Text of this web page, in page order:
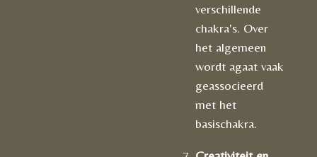
verschillende
chakra's. Over
het algemeen
wordt agaat vaak
geassocieerd
met het
basischakra.